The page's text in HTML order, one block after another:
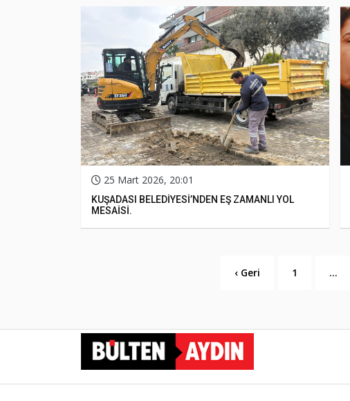
25 Mart 2026, 20:01
KUŞADASI BELEDİYESİ’NDEN EŞ ZAMANLI YOL
MESAİSİ.
‹ Geri 1 ...